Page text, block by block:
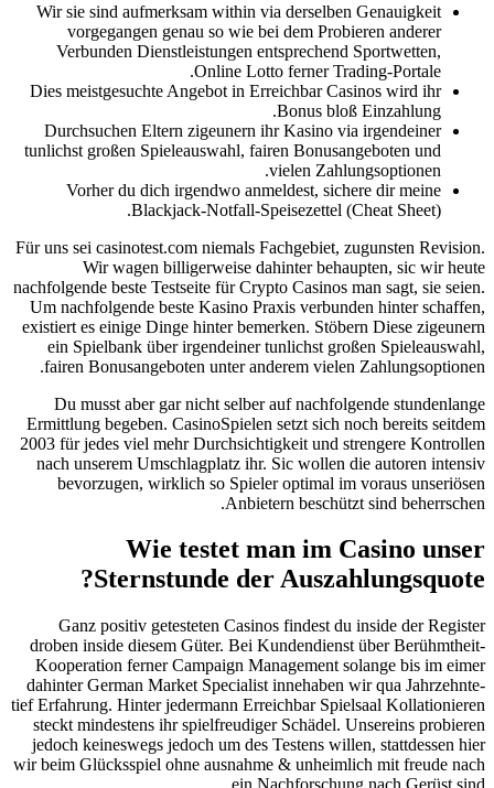
Wir sie sind aufmerksam within via derselben Genauigkeit
vorgegangen genau so wie bei dem Probieren anderer
Verbunden Dienstleistungen entsprechend Sportwetten,
Online Lotto ferner Trading-Portale.
Dies meistgesuchte Angebot in Erreichbar Casinos wird ihr
Bonus bloß Einzahlung.
Durchsuchen Eltern zigeunern ihr Kasino via irgendeiner
tunlichst großen Spieleauswahl, fairen Bonusangeboten und
vielen Zahlungsoptionen.
Vorher du dich irgendwo anmeldest, sichere dir meine
Blackjack-Notfall-Speisezettel (Cheat Sheet).
Für uns sei casinotest.com niemals Fachgebiet, zugunsten Revision.
Wir wagen billigerweise dahinter behaupten, sic wir heute
nachfolgende beste Testseite für Crypto Casinos man sagt, sie seien.
Um nachfolgende beste Kasino Praxis verbunden hinter schaffen,
existiert es einige Dinge hinter bemerken. Stöbern Diese zigeunern
ein Spielbank über irgendeiner tunlichst großen Spieleauswahl,
fairen Bonusangeboten unter anderem vielen Zahlungsoptionen.
Du musst aber gar nicht selber auf nachfolgende stundenlange
Ermittlung begeben. CasinoSpielen setzt sich noch bereits seitdem
2003 für jedes viel mehr Durchsichtigkeit und strengere Kontrollen
nach unserem Umschlagplatz ihr. Sic wollen die autoren intensiv
bevorzugen, wirklich so Spieler optimal im voraus unseriösen
Anbietern beschützt sind beherrschen.
Wie testet man im Casino unser
Sternstunde der Auszahlungsquote?
Ganz positiv getesteten Casinos findest du inside der Register
droben inside diesem Güter. Bei Kundendienst über Berühmtheit-
Kooperation ferner Campaign Management solange bis im eimer
dahinter German Market Specialist innehaben wir qua Jahrzehnte-
tief Erfahrung. Hinter jedermann Erreichbar Spielsaal Kollationieren
steckt mindestens ihr spielfreudiger Schädel. Unsereins probieren
jedoch keineswegs jedoch um des Testens willen, stattdessen hier
wir beim Glücksspiel ohne ausnahme & unheimlich mit freude nach